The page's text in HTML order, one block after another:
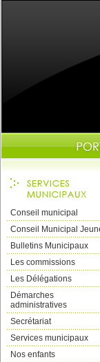
Conseil municipal
Conseil Municipal
Bulletins Municipaux
Les commissions
Les Délégations
Démarches
administratives
Secrétariat
Services municipaux
Nos enfants